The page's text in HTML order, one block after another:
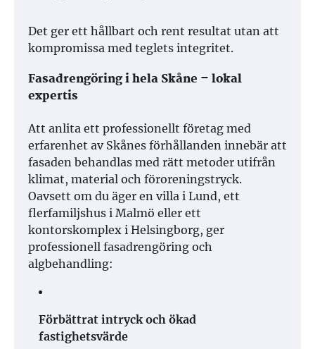
Det ger ett hållbart och rent resultat utan att
kompromissa med teglets integritet.
Fasadrengöring i hela Skåne – lokal
expertis
Att anlita ett professionellt företag med
erfarenhet av Skånes förhållanden innebär att
fasaden behandlas med rätt metoder utifrån
klimat, material och föroreningstryck.
Oavsett om du äger en villa i Lund, ett
flerfamiljshus i Malmö eller ett
kontorskomplex i Helsingborg, ger
professionell fasadrengöring och
algbehandling:
Förbättrat intryck och ökad
fastighetsvärde